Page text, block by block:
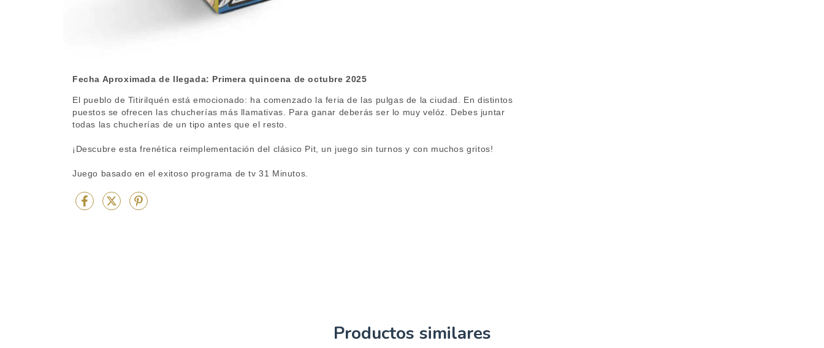
Fecha Aproximada de llegada: Primera quincena de octubre 2025
El pueblo de Titirilquén está emocionado: ha comenzado la feria de las pulgas de la ciudad. En distintos
puestos se ofrecen las chucherías más llamativas. Para ganar deberás ser lo muy velóz. Debes juntar
todas las chucherías de un tipo antes que el resto.
¡Descubre esta frenética reimplementación del clásico Pit, un juego sin turnos y con muchos gritos!
Juego basado en el exitoso programa de tv 31 Minutos.
Productos similares